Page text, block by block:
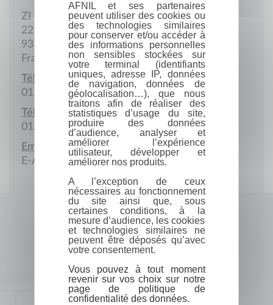
ZI des Chanoux
22 Rocade Nicéphore Niepce
9330 Neuilly sur Marne
France
Téléphone :
01.43.00.80.47
Télécopie :
01.43.00.86.69
Email :
E-A-G@wanadoo.fr
AFNIL et ses partenaires
peuvent utiliser des cookies ou
des technologies similaires
pour conserver et/ou accéder à
des informations personnelles
non sensibles stockées sur
votre terminal (identifiants
uniques, adresse IP, données
de navigation, données de
géolocalisation…), que nous
traitons afin de réaliser des
statistiques d’usage du site,
produire des données
d’audience, analyser et
améliorer l’expérience
utilisateur, développer et
améliorer nos produits.
A l’exception de ceux
nécessaires au fonctionnement
du site ainsi que, sous
certaines conditions, à la
mesure d’audience, les cookies
et technologies similaires ne
peuvent être déposés qu’avec
votre consentement.
Vous pouvez à tout moment
revenir sur vos choix sur notre
page de politique de
confidentialité des données.